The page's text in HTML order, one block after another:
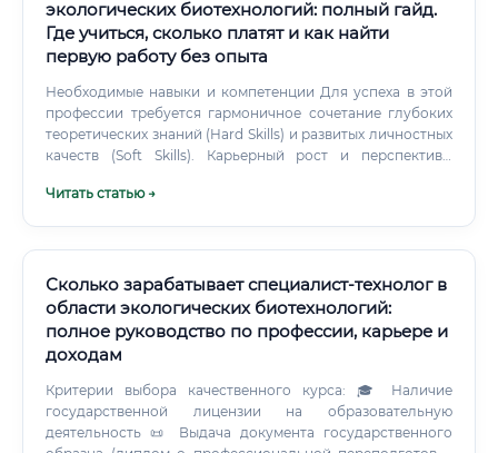
экологических биотехнологий: полный гайд.
Где учиться, сколько платят и как найти
первую работу без опыта
Необходимые навыки и компетенции Для успеха в этой
профессии требуется гармоничное сочетание глубоких
теоретических знаний (Hard Skills) и развитых личностных
качеств (Soft Skills). Карьерный рост и перспективы
трек с возможностью как вертикального, так и
биопестицидов или в научные исследования.
Читать статью →
Сколько зарабатывает специалист-технолог в
области экологических биотехнологий:
полное руководство по профессии, карьере и
доходам
Критерии выбора качественного курса: 🎓 Наличие
государственной лицензии на образовательную
деятельность 📜 Выдача документа государственного